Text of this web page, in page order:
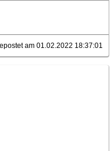
am 01.02.2022 18:37:01